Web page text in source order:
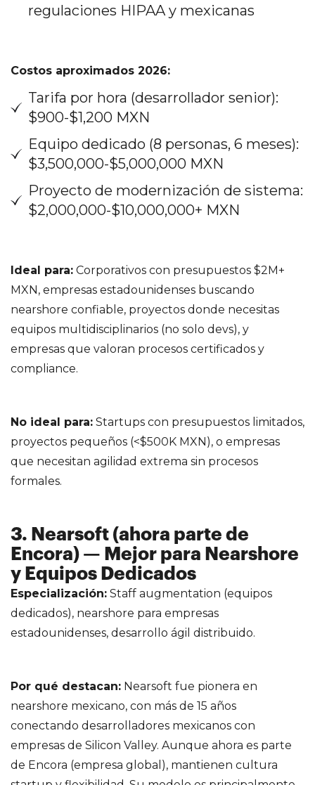
regulaciones HIPAA y mexicanas
Costos aproximados 2026:
Tarifa por hora (desarrollador senior):
$900-$1,200 MXN
Equipo dedicado (8 personas, 6 meses):
$3,500,000-$5,000,000 MXN
Proyecto de modernización de sistema:
$2,000,000-$10,000,000+ MXN
Ideal para: Corporativos con presupuestos $2M+
MXN, empresas estadounidenses buscando
nearshore confiable, proyectos donde necesitas
equipos multidisciplinarios (no solo devs), y
empresas que valoran procesos certificados y
compliance.
No ideal para: Startups con presupuestos limitados,
proyectos pequeños (<$500K MXN), o empresas
que necesitan agilidad extrema sin procesos
formales.
3. Nearsoft (ahora parte de
Encora) — Mejor para Nearshore
y Equipos Dedicados
Especialización: Staff augmentation (equipos
dedicados), nearshore para empresas
estadounidenses, desarrollo ágil distribuido.
Por qué destacan: Nearsoft fue pionera en
nearshore mexicano, con más de 15 años
conectando desarrolladores mexicanos con
empresas de Silicon Valley. Aunque ahora es parte
de Encora (empresa global), mantienen cultura